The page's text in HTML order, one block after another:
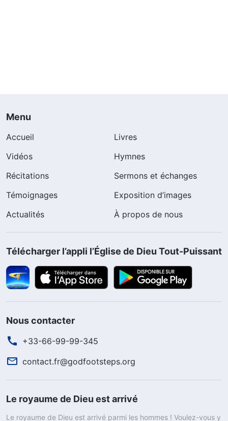
Menu
Accueil
Livres
Vidéos
Hymnes
Récitations
Sermons et échanges
Témoignages
Exposition d’images
Actualités
À propos de nous
Télécharger l’appli l’Église de Dieu Tout-Puissant
Nous contacter
+33-66-99-99-345
contact.fr@godfootsteps.org
Le royaume de Dieu est arrivé
Le royaume de Dieu est arrivé parmi les hommes ! Voulez-vous y